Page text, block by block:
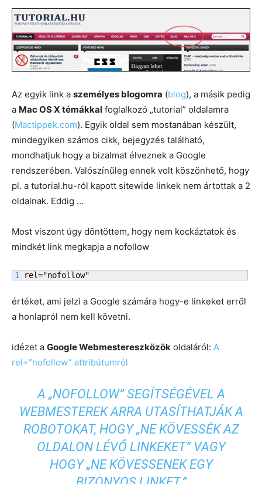
Az egyik link a személyes blogomra (blog), a másik pedig
a Mac OS X témákkal foglalkozó „tutorial” oldalamra
(Mactippek.com). Egyik oldal sem mostanában készült,
mindegyiken számos cikk, bejegyzés található,
mondhatjuk hogy a bizalmat élveznek a Google
rendszerében. Valószínűleg ennek volt köszönhető, hogy
pl. a tutorial.hu-ról kapott sitewide linkek nem ártottak a 2
oldalnak. Eddig …
Most viszont úgy döntöttem, hogy nem kockáztatok és
mindkét link megkapja a nofollow
rel="nofollow"
értéket, ami jelzi a Google számára hogy-e linkeket erről
a honlapról nem kell követni.
idézet a Google Webmestereszközök oldaláról: A
rel=”nofollow” attribútumról
A „NOFOLLOW” SEGÍTSÉGÉVEL A
WEBMESTEREK ARRA UTASÍTHATJÁK A
ROBOTOKAT, HOGY „NE KÖVESSÉK AZ
OLDALON LÉVŐ LINKEKET” VAGY
HOGY „NE KÖVESSENEK EGY